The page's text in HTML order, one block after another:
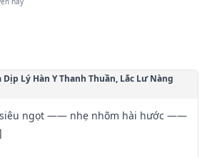
Dịp Lý Hàn Y Thanh Thuần, Lắc Lư Nàng
ngọt —— nhẹ nhõm hài hước ——